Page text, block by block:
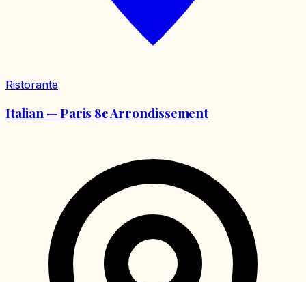
Ristorante
Italian — Paris 8e Arrondissement